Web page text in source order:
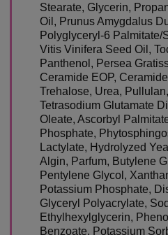
Stearate, Glycerin,
Oil, Prunus Amygdalus
Polyglyceryl-6 Palmitate/
Vitis Vinifera Seed Oil,
Panthenol, Persea
Ceramide EOP,
Trehalose, Urea,
Tetrasodium Glutamate
Oleate, Ascorbyl
Phosphate,
Lactylate, Hydrolyzed
Algin, Parfum, Butylene
Pentylene Glycol,
Potassium Phosphate,
Glyceryl Polyacrylate,
Ethylhexylglycerin,
Benzoate, Potassium